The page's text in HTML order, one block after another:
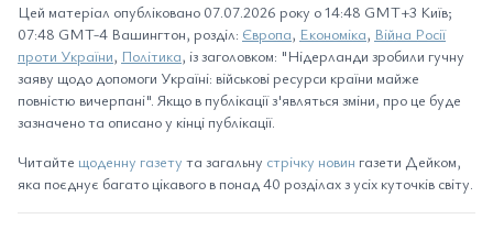
Цей матеріал опубліковано 07.07.2026 року о 14:48 GMT+3 Київ;
07:48 GMT-4 Вашингтон, розділ: Європа, Економіка, Війна Росії
проти України, Політика, із заголовком: "Нідерланди зробили гучну
заяву щодо допомоги Україні: військові ресурси країни майже
повністю вичерпані". Якщо в публікації з'являться зміни, про це буде
зазначено та описано у кінці публікації.
Читайте щоденну газету та загальну стрічку новин газети Дейком,
яка поєднує багато цікавого в понад 40 розділах з усіх куточків світу.